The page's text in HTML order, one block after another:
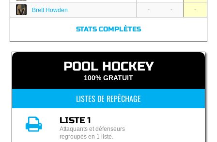
Brett Howden - - -
STATS COMPLÈTES
POOL HOCKEY
100% GRATUIT
LISTES DE REPÊCHAGE
LISTE 1
Attaquants et défenseurs
regroupés en 1 liste.